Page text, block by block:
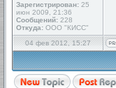
Зарегистрирован: 25
июн 2009, 21:36
Сообщений: 228
Откуда: ООО "КИСС"
04 фев 2012, 15:27